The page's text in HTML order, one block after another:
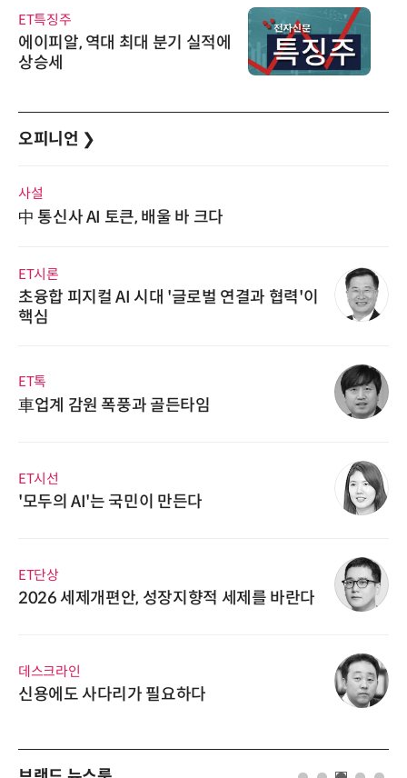
ET특징주
에이피알, 역대 최대 분기 실적에
상승세
오피니언 ❯
사설
中 통신사 AI 토큰, 배울 바 크다
ET시론
초융합 피지컬 AI 시대 '글로벌 연결과 협력'이
핵심
ET톡
車업계 감원 폭풍과 골든타임
ET시선
'모두의 AI'는 국민이 만든다
ET단상
2026 세제개편안, 성장지향적 세제를 바란다
데스크라인
신용에도 사다리가 필요하다